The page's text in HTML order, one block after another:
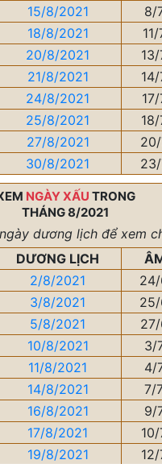
15/8/2021
8/
18/8/2021
20/8/2021
21/8/2021
24/8/2021
25/8/2021
27/8/2021
30/8/2021
NGÀY XẤU TRONG
THÁNG 8/2021
dương lịch để xem
DƯƠNG LỊCH
2/8/2021
3/8/2021
5/8/2021
10/8/2021
3/
11/8/2021
4/
14/8/2021
7/
16/8/2021
9/
17/8/2021
19/8/2021